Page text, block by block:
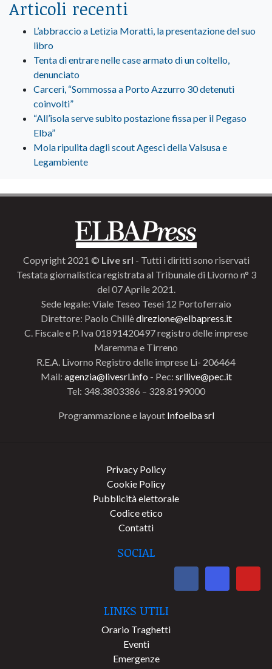
Articoli recenti
L’abbraccio a Letizia Moratti, la presentazione del suo
libro
Tenta di entrare nelle case armato di un coltello,
denunciato
Carceri, “Sommossa a Porto Azzurro 30 detenuti
coinvolti”
“All’isola serve subito postazione fissa per il Pegaso
Elba”
Mola ripulita dagli scout Agesci della Valsusa e
Legambiente
Copyright 2021 © Live srl - Tutti i diritti sono riservati
Testata giornalistica registrata al Tribunale di Livorno n° 3
del 07 Aprile 2021.
Sede legale: Viale Teseo Tesei 12 Portoferraio
Direttore: Paolo Chillèdirezione@elbapress.it
C. Fiscale e P. Iva 01891420497 registro delle imprese
Maremma e Tirreno
R.E.A. Livorno Registro delle imprese Li- 206464
Mail: agenzia@livesrl.info - Pec: srllive@pec.it
Tel: 348.3803386 – 328.8199000
Programmazione e layout Infoelba srl
Privacy Policy
Cookie Policy
Pubblicità elettorale
Codice etico
Contatti
SOCIAL
LINKS UTILI
Orario Traghetti
Eventi
Emergenze